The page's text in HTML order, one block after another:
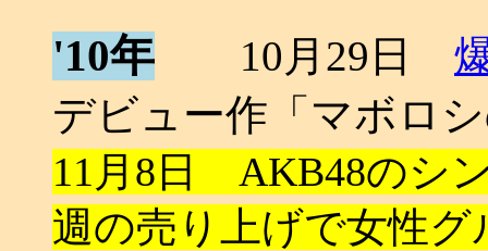
'10年 10月29日
デビュー作「マボロ
11月8日 AKB48のシ
週の売り上げで女性グ